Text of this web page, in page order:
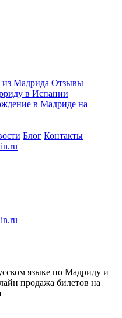
Мадрида Отзывы
в Испании
в Мадриде на
Блог Контакты
языке по Мадриду и
продажа билетов на